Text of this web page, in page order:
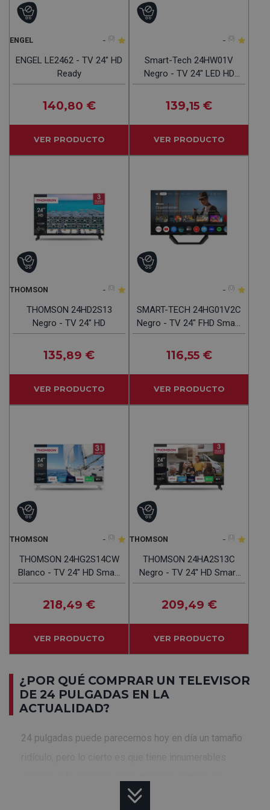
ENGEL - (0)
ENGEL LE2462 - TV 24" HD
Ready
140,80 €
VER PRODUCTO
- (0)
Smart-Tech 24HW01V
Negro - TV 24" LED HD
Smart TV
139,15 €
VER PRODUCTO
THOMSON - (0)
THOMSON 24HD2S13
Negro - TV 24" HD
135,89 €
VER PRODUCTO
- (0)
SMART-TECH 24HG01V2C
Negro - TV 24" FHD Smart
TV
116,55 €
VER PRODUCTO
THOMSON - (0)
THOMSON 24HG2S14CW
Blanco - TV 24" HD Smart
TV
218,49 €
VER PRODUCTO
THOMSON - (0)
THOMSON 24HA2S13C
Negro - TV 24'' HD Smart
TV
209,49 €
VER PRODUCTO
¿POR QUÉ COMPRAR UN TELEVISOR
DE 24 PULGADAS EN LA
ACTUALIDAD?
24 pulgadas puede parecernos hoy en día un tamaño
Electrocosto encontrarás una gran